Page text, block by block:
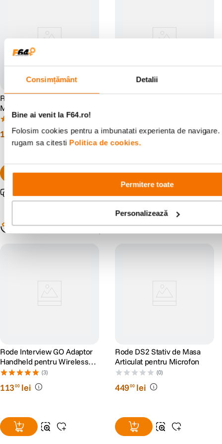
Consimțământ Detalii
Bine ai venit la F64.ro!
Folosim cookies pentru a imbunatati experienta de
rugam sa citesti Politica de cookies.
Permitere toate
Personalizează
Rode Wireless PRO Sistem
Microfon Wireless 2
Persoane cu Lavaliere
(2)
1 39900 lei 11300 lei
Populare în aceeași categorie
Rode Interview GO Adaptor
Handheld pentru Wireless
GO
(3)
11300 lei
Rode DS2 Stativ de Masa
Articulat pentru Microfon
(0)
44900 lei